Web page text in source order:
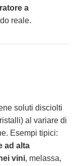
a
reale.
soluti disciolti
al variare di
Esempi tipici:
ad alta
vini, melassa,